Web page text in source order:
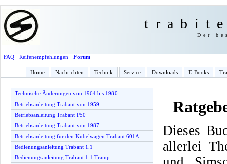
Der
FAQ· Reifenempfehlungen · Forum
Home Nachrichten Technik Service Downloads E-Books
Technische Änderungen von 1964 bis 1980
Betriebsanleitung Trabant von 1959
Betriebsanleitung Trabant P50
Betriebsanleitung Trabant von 1987
Betriebsanleitung für den Kübelwagen Trabant 601A
Bedienungsanleitung Trabant 1.1
Bedienungsanleitung Trabant 1.1 Tramp
Dieses
allerlei